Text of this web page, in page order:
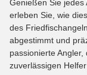
Genießen Sie jedes
erleben Sie, wie
des
abgestimmt und
passionierte
zuverlässigen